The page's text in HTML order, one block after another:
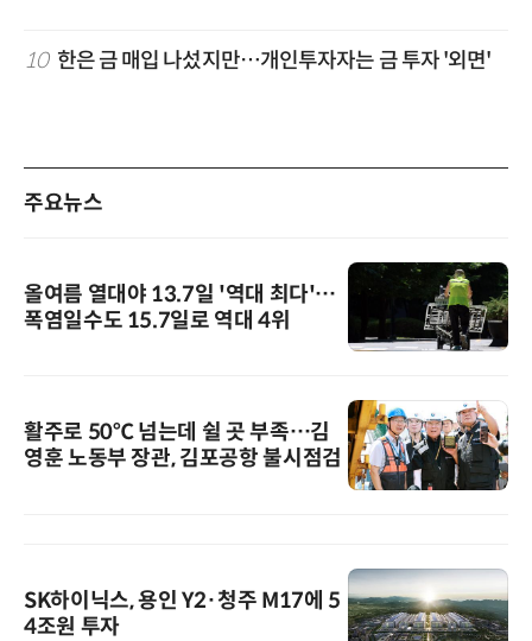
10 한은 금 매입 나섰지만…개인투자자는 금 투자 '외면'
주요뉴스
올여름 열대야 13.7일 '역대 최다'…
폭염일수도 15.7일로 역대 4위
활주로 50℃ 넘는데 쉴 곳 부족…김
영훈 노동부 장관, 김포공항 불시점검
SK하이닉스, 용인 Y2·청주 M17에 5
4조원 투자